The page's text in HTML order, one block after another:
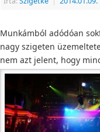
Munkámból adódóan
nagy szigeten
nem azt jelent, hogy